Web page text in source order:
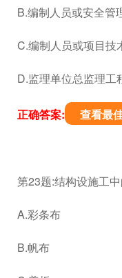
B.编制人员或安全管
C.编制人员或项目技
D.监理单位总监理工
正确答案: 查看最
第23题:结构设施工
A.彩条布
B.帆布